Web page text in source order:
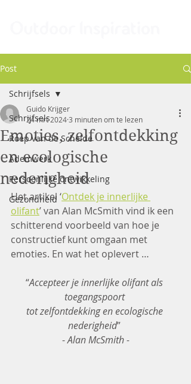
Post
Schrijfsels
Roep van de Schelde
Ademwerk
Persoonlijke ontwikkeling
Gezondheid
Schrijfsels
Emoties, zelfontdekking
en ecologische
nederigheid
Guido Krijger
24 mrt 20243 minuten om te lezen
Het artikel ‘Ontdek je innerlijke
olifant’ van Alan McSmith vind ik een
schitterend voorbeeld van hoe je
constructief kunt omgaan met
emoties. En wat het oplevert …
“Accepteer je innerlijke olifant als
toegangspoort
tot zelfontdekking en ecologische
nederigheid”
- Alan McSmith -